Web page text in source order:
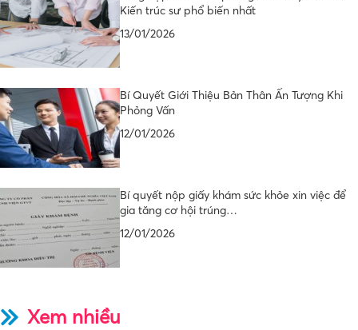
Kiến trúc sư phổ biến nhất
13/01/2026
Bí Quyết Giới Thiệu Bản Thân Ấn Tượng Khi
Phỏng Vấn
12/01/2026
Bí quyết nộp giấy khám sức khỏe xin việc để
gia tăng cơ hội trúng…
12/01/2026
Xem nhiều